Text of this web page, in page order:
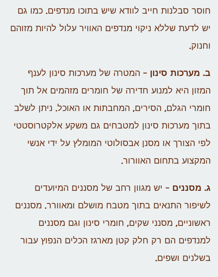
חוסר סבלנות חייב לוודא שיש בתוכו מנדפים. כמו גם
יש לדעת שללא ניקוי מנדפים האוויר עלול להיות מזוהם
וחנוק.
ב. מערכות סינון – המטרה של מערכות סינון לענף
המזון היא למנוע חדירה של חומרים מזהמים אל תוך
חומרי הגלם, הסירים, המחבתות או האוכל. ניתן לשלב
בתוך מערכות סינון למטבחים גם משקע אלקטרוסטטי
לפי הצורך או מסנן אבסולוטי המומלץ על ידי אנשי
המקצוע בתחום האוורור.
ג. מסננים – יש מגוון רחב של מסננים המיועדים
לשיפור התנאים בתוך מטבח מושלם ומאוורר. מסננים
ראשוניים, מסנני שקים, חומרי סינון וגם מסננים
למנדפים הם רק חלק קטן מארגז הכלים הנפוץ עבור
בשלנים ושפים.